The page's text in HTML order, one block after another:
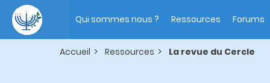
contenu
principal
navigation
Qui sommes nous ? Ressources Forums
Accueil Ressources La revue du Cercle